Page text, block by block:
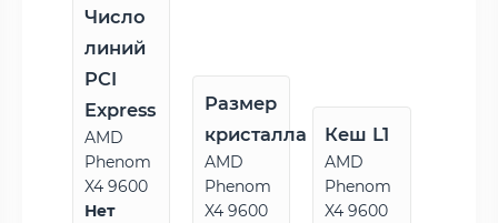
Число
линий
PCI
Express
AMD
Phenom
X4 9600
Нет
Размер
кристалла
AMD
Phenom
X4 9600
Кеш L1
AMD
Phenom
X4 9600